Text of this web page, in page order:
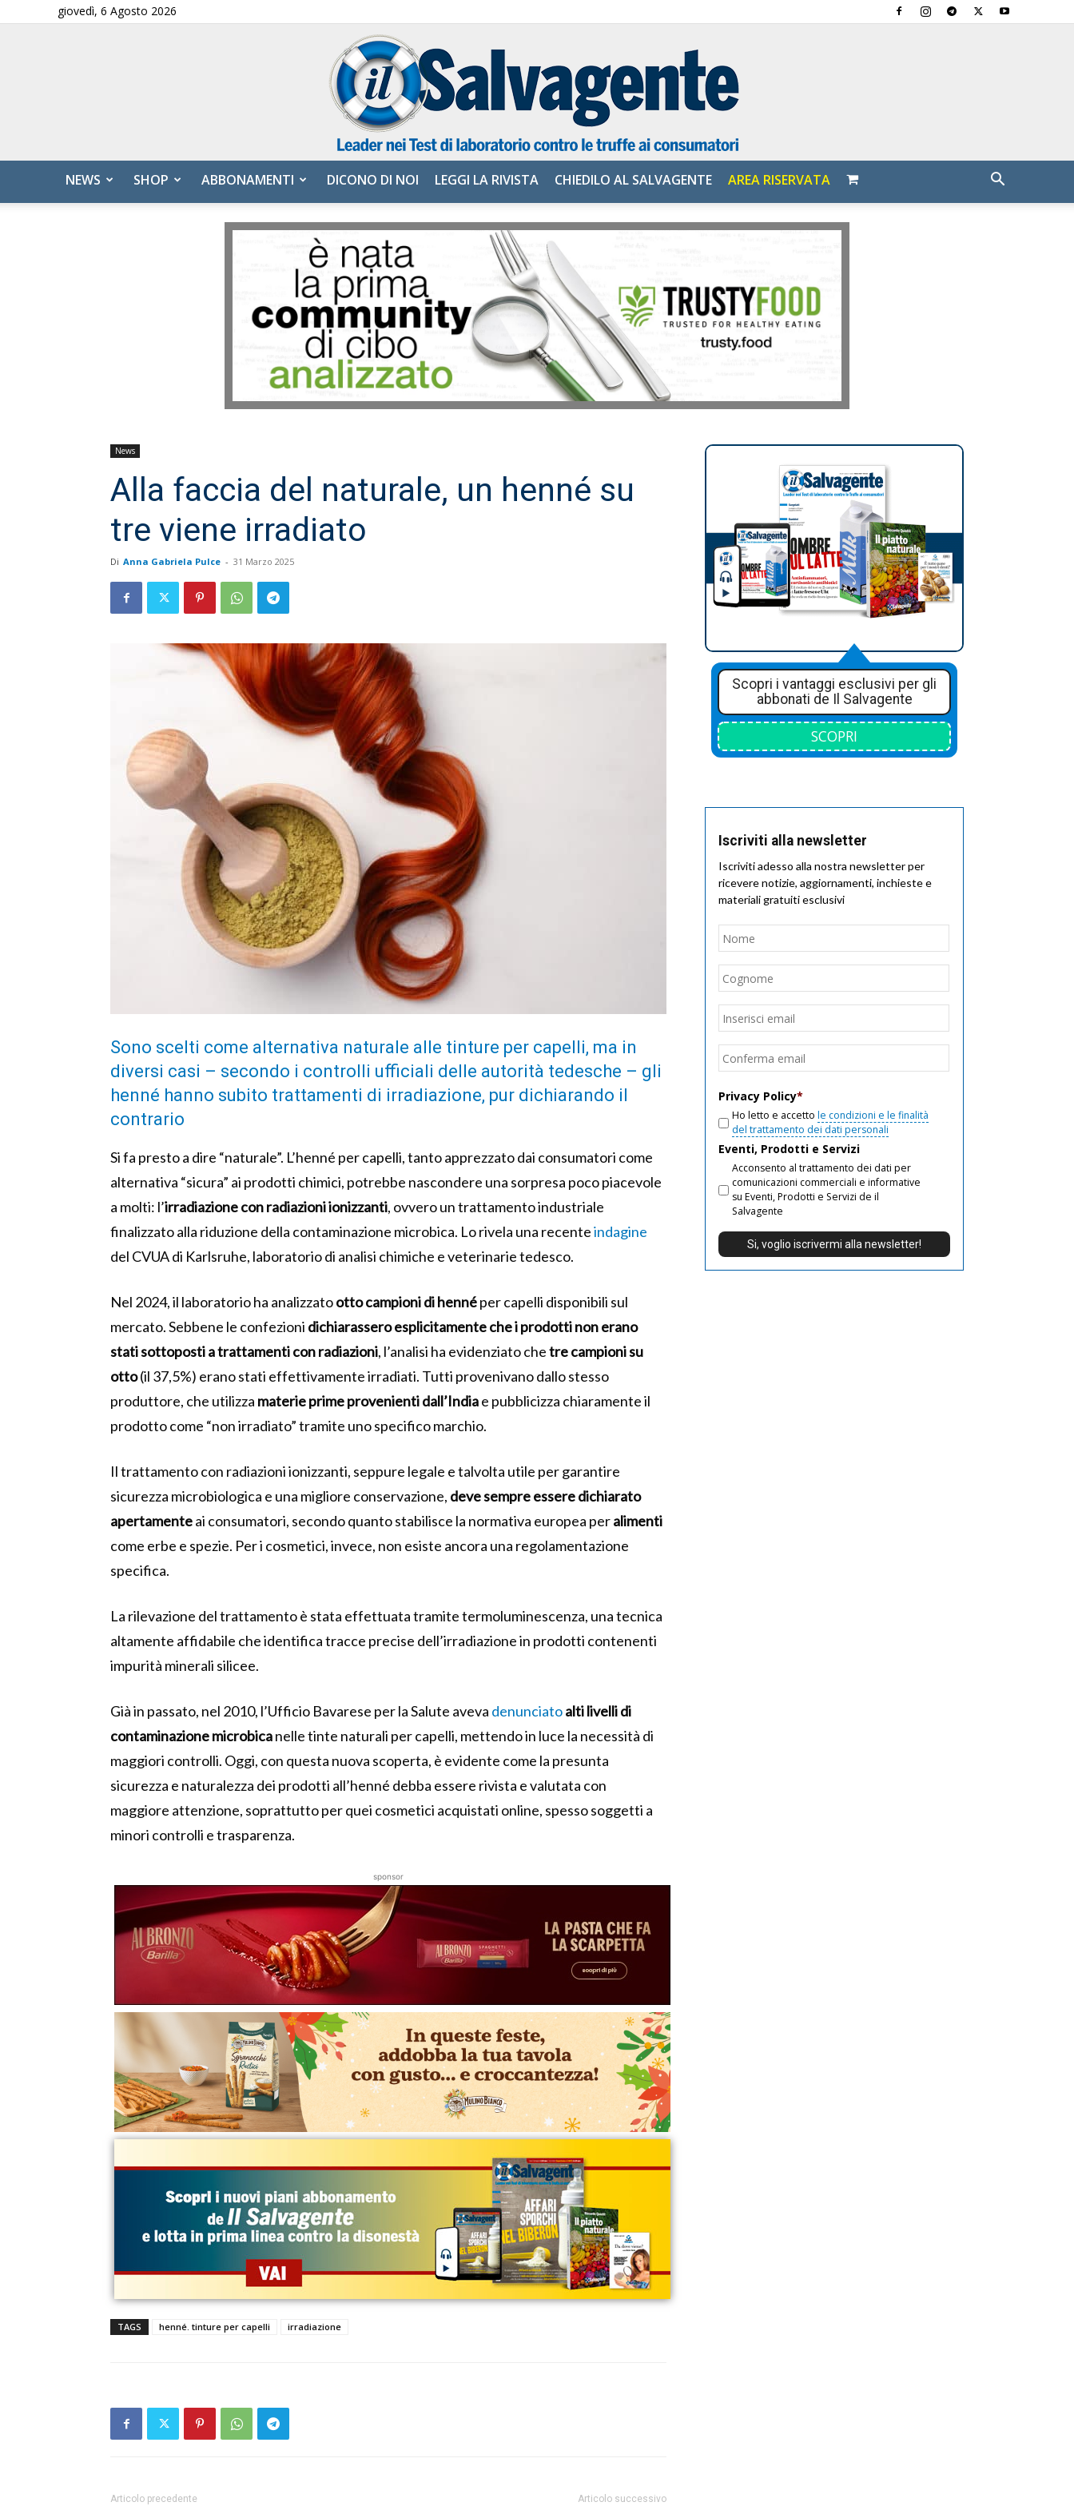
giovedì, 6 Agosto 2026
Salvagente
NEWS SHOP ABBONAMENTI DICONO DI NOI LEGGI LA RIVISTA CHIEDILO AL SALVAGENTE AREA RISERVATA
News
Alla faccia del naturale, un henné su
tre viene irradiato
Di Anna Gabriela Pulce - 31 Marzo 2025
Sono scelti come alternativa naturale alle tinture per capelli, ma in
diversi casi – secondo i controlli ufficiali delle autorità tedesche – gli
henné hanno subito trattamenti di irradiazione, pur dichiarando il
contrario
Si fa presto a dire “naturale”. L’henné per capelli, tanto apprezzato dai consumatori come
alternativa “sicura” ai prodotti chimici, potrebbe nascondere una sorpresa poco piacevole
a molti: l’irradiazione con radiazioni ionizzanti, ovvero un trattamento industriale
finalizzato alla riduzione della contaminazione microbica. Lo rivela una recenteindagine
del CVUA di Karlsruhe, laboratorio di analisi chimiche e veterinarie tedesco.
Nel 2024, il laboratorio ha analizzatootto campioni dihennéper capelli disponibili sul
mercato. Sebbene le confezioni dichiarassero esplicitamente che i prodotti non erano
stati sottoposti a trattamenti con radiazioni, l’analisi ha evidenziato chetre campioni su
otto(il 37,5%) erano stati effettivamente irradiati. Tutti provenivano dallo stesso
produttore, che utilizza materie prime provenienti dall’Indiae pubblicizza chiaramente il
prodotto come “non irradiato” tramite uno specifico marchio.
Il trattamento con radiazioni ionizzanti, seppure legale e talvolta utile per garantire
sicurezza microbiologica e una migliore conservazione, deve sempre essere dichiarato
apertamenteai consumatori, secondo quanto stabilisce la normativa europea peralimenti
come erbe e spezie. Per i cosmetici, invece, non esiste ancora una regolamentazione
specifica.
La rilevazione del trattamento è stata effettuata tramite termoluminescenza, una tecnica
altamente affidabile che identifica tracce precise dell’irradiazione in prodotti contenenti
impurità minerali silicee.
Già in passato, nel 2010, l’Ufficio Bavarese per la Salute aveva denunciatoalti livelli di
contaminazione microbicanelle tinte naturali per capelli, mettendo in luce la necessità di
maggiori controlli. Oggi, con questa nuova scoperta, è evidente come la presunta
sicurezza e naturalezza dei prodotti all’henné debba essere rivista e valutata con
maggiore attenzione, soprattutto per quei cosmetici acquistati online, spesso soggetti a
minori controlli e trasparenza.
sponsor
TAGS henné. tinture per capelli irradiazione
Articolo precedente Articolo successivo
Scopri i vantaggi esclusivi per gli
abbonati de Il Salvagente
SCOPRI
Iscriviti alla newsletter
Iscriviti adesso alla nostra newsletter per
ricevere notizie, aggiornamenti, inchieste e
materiali gratuiti esclusivi
Nome
Email
Privacy Policy*
Ho letto e accetto le condizioni e le finalità
del trattamento dei dati personali
Eventi, Prodotti e Servizi
Acconsento al trattamento dei dati per
comunicazioni commerciali e informative
su Eventi, Prodotti e Servizi de il
Salvagente